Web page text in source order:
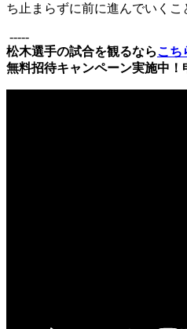
ち止まらずに前に進んでいくこ
-----
松木選手の試合を観るならこち
無料招待キャンペーン実施中！